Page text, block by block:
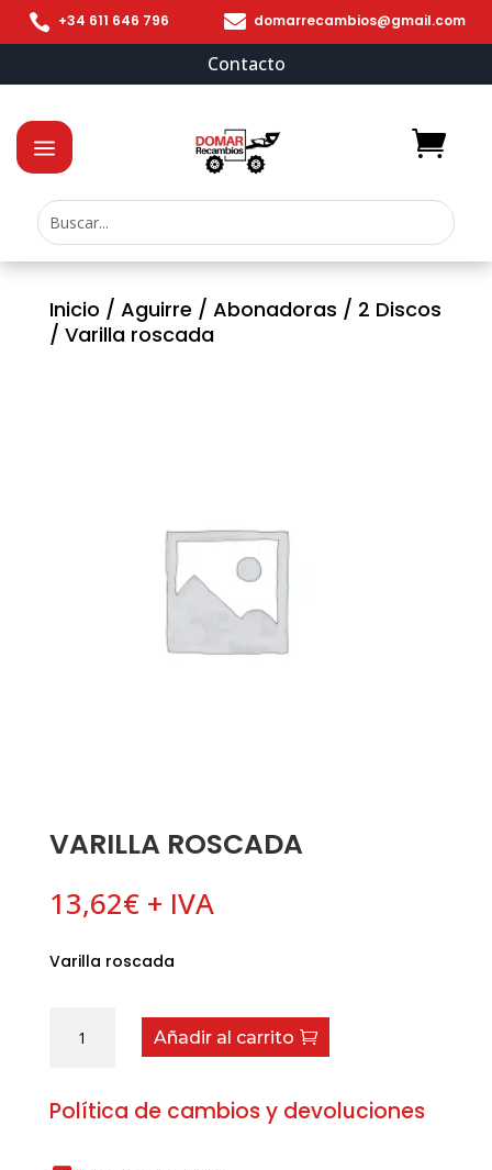
 +34 611 646 796  domarrecambios@gmail.com
Contacto
Inicio / Aguirre / Abonadoras / 2 Discos
/ Varilla roscada
VARILLA ROSCADA
13,62€ + IVA
Varilla roscada
roscada
Añadir al carrito
Política de cambios y devoluciones